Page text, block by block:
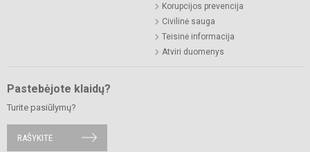
Korupcijos prevencija
Civilinė sauga
Teisinė informacija
Atviri duomenys
Pastebėjote klaidų?
Turite pasiūlymų?
RAŠYKITE